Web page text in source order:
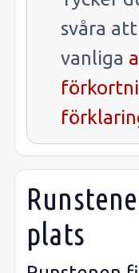
svåra
vanliga
plats